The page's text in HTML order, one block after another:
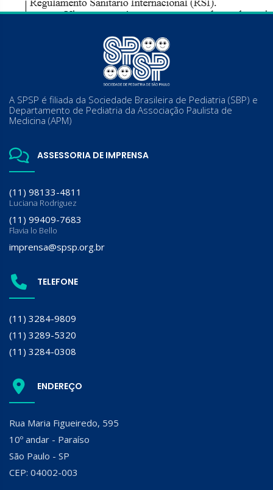
A SPSP é filiada da Sociedade Brasileira de Pediatria (SBP) e
Departamento de Pediatria da Associação Paulista de
Medicina (APM)
ASSESSORIA DE IMPRENSA
(11) 98133-4811
Luciana Rodriguez
(11) 99409-7683
Flavia lo Bello
imprensa@spsp.org.br
TELEFONE
(11) 3284-9809
(11) 3289-5320
(11) 3284-0308
ENDEREÇO
Rua Maria Figueiredo, 595
10º andar - Paraíso
São Paulo - SP
CEP: 04002-003